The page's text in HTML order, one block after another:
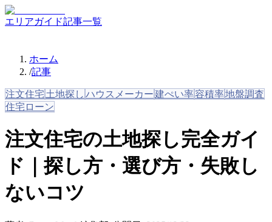
エリアガイド記事一覧
ホーム
/記事
注文住宅 土地探し ハウスメーカー建ぺい率容積率地盤調査
住宅ローン
注文住宅の土地探し完全ガイ
ド｜探し方・選び方・失敗し
ないコツ